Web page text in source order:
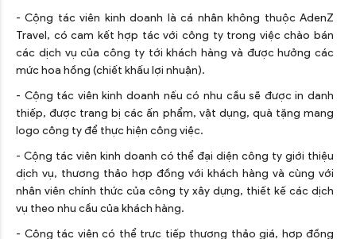
- Cộng tác viên kinh doanh là cá nhân không thuộc AdenZ
Travel, có cam kết hợp tác với công ty trong việc chào bán
các dịch vụ của công ty tới khách hàng và được hưởng các
mức hoa hồng (chiết khấu lợi nhuận).
- Cộng tác viên kinh doanh nếu có nhu cầu sẽ được in danh
thiếp, được trang bị các ấn phẩm, vật dụng, quà tặng mang
logo công ty để thực hiện công việc.
- Cộng tác viên kinh doanh có thể đại diện công ty giới thiệu
dịch vụ, thương thảo hợp đồng với khách hàng và cùng với
nhân viên chính thức của công ty xây dựng, thiết kế các dịch
vụ theo nhu cầu của khách hàng.
- Cộng tác viên có thể trực tiếp thương thảo giá, hợp đồng